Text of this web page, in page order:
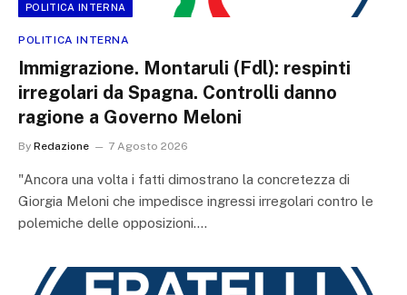
POLITICA INTERNA
POLITICA INTERNA
Immigrazione. Montaruli (Fdl): respinti
irregolari da Spagna. Controlli danno
ragione a Governo Meloni
By Redazione 7 Agosto 2026
"Ancora una volta i fatti dimostrano la concretezza di
Giorgia Meloni che impedisce ingressi irregolari contro le
polemiche delle opposizioni.…